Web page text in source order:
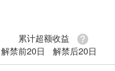
累计超额收益
解禁前20日
解禁后20日